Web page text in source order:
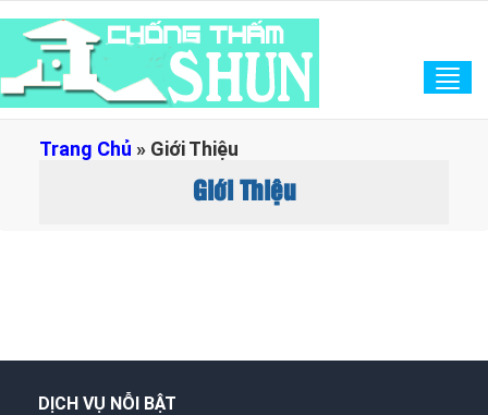
Trang Chủ » Giới Thiệu
Giới Thiệu
DỊCH VỤ NỖI BẬT